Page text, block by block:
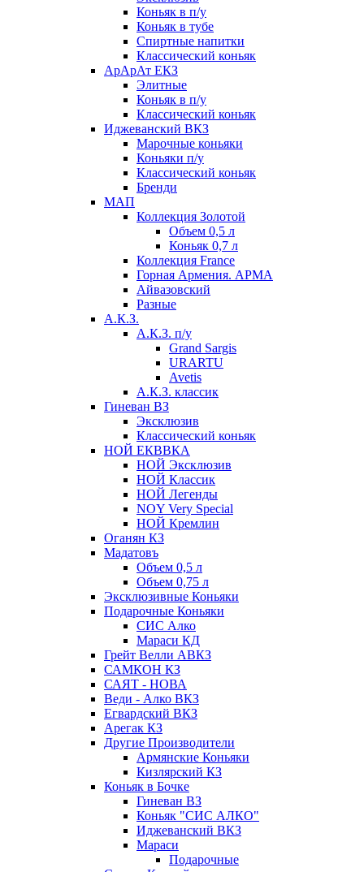
Коньяк в п/у
Коньяк в тубе
Спиртные напитки
Классический коньяк
АрАрАт ЕКЗ
Элитные
Коньяк в п/у
Классический коньяк
Иджеванский ВКЗ
Марочные коньяки
Коньяки п/у
Классический коньяк
Бренди
МАП
Коллекция Золотой
Объем 0,5 л
Коньяк 0,7 л
Коллекция France
Горная Армения. АРМА
Айвазовский
Разные
А.К.З.
А.К.З. п/у
Grand Sargis
URARTU
Avetis
А.К.З. классик
Гиневан ВЗ
Эксклюзив
Классический коньяк
НОЙ ЕКВВКА
НОЙ Эксклюзив
НОЙ Классик
НОЙ Легенды
NOY Very Speсial
НОЙ Кремлин
Оганян КЗ
Мадатовъ
Объем 0,5 л
Объем 0,75 л
Эксклюзивные Коньяки
Подарочные Коньяки
СИС Алко
Мараси КД
Грейт Велли АВКЗ
САМКОН КЗ
САЯТ - НОВА
Веди - Алко ВКЗ
Егвардский ВКЗ
Арегак КЗ
Другие Производители
Армянские Коньяки
Кизлярский КЗ
Коньяк в Бочке
Гиневан ВЗ
Коньяк "СИС АЛКО"
Иджеванский ВКЗ
Мараси
Подарочные